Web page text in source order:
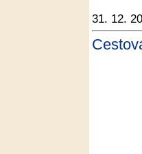
31. 12.